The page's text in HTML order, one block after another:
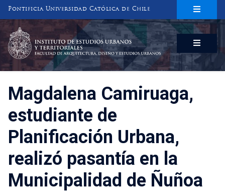
Pontificia Universidad Católica de Chile
INSTITUTO DE ESTUDIOS URBANOS
Y TERRITORIALES
FACULTAD DE ARQUITECTURA, DISEÑO Y ESTUDIOS URBANOS
Magdalena Camiruaga,
estudiante de
Planificación Urbana,
realizó pasantía en la
Municipalidad de Ñuñoa